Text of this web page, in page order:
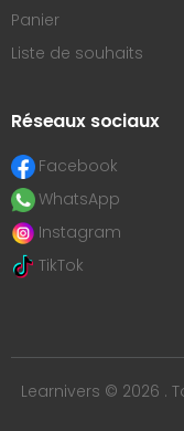
Panier
Liste de souhaits
Réseaux sociaux
Facebook
WhatsApp
Instagram
TikTok
Learnivers © 2026 .